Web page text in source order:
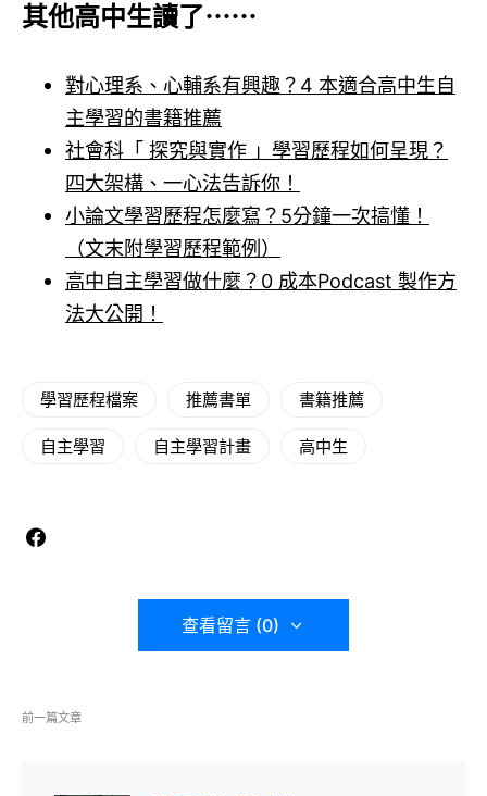
其他高中生讀了⋯⋯
對心理系、心輔系有興趣？4 本適合高中生自
主學習的書籍推薦
社會科「 探究與實作 」學習歷程如何呈現？
四大架構、一心法告訴你！
小論文學習歷程怎麼寫？5分鐘一次搞懂！
（文末附學習歷程範例）
高中自主學習做什麼？0 成本Podcast 製作方
法大公開！
學習歷程檔案 推薦書單 書籍推薦
自主學習 自主學習計畫 高中生
查看留言 (0)
前一篇文章